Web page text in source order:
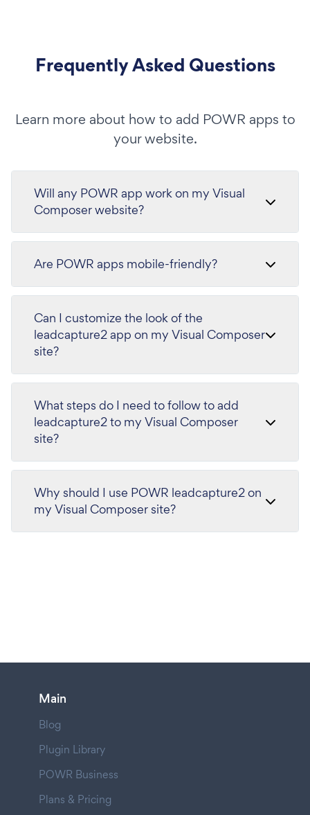
Frequently Asked Questions
Learn more about how to add POWR apps to
your website.
Will any POWR app work on my Visual
Composer website?
Are POWR apps mobile-friendly?
Can I customize the look of the
leadcapture2 app on my Visual Composer
site?
What steps do I need to follow to add
leadcapture2 to my Visual Composer
site?
Why should I use POWR leadcapture2 on
my Visual Composer site?
Main
Blog
Plugin Library
POWR Business
Plans & Pricing